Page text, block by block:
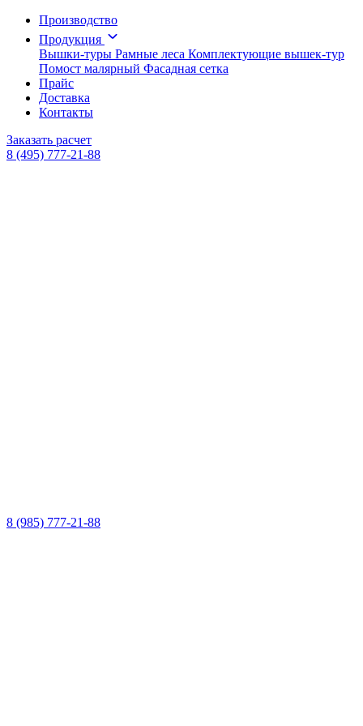
Производство
Продукция
Вышки-туры Рамные леса Комплектующие вышек-тур
Помост малярный Фасадная сетка
Прайс
Доставка
Контакты
Заказать расчет
8 (495) 777-21-88
8 (985) 777-21-88